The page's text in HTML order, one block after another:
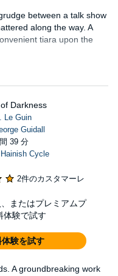
between a talk show
along the way. A
tiara upon the
Darkness
Le Guin
Guidall
39 分
Cycle
2件のカスタマーレ
またはプレミアムプ
体験で試す
体験を試す
A groundbreaking work